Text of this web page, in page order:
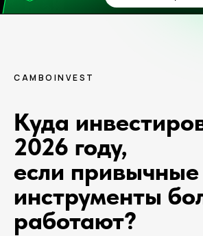
CAMBOINVEST
Куда
2026 году,
если привычные
инструменты
работают?